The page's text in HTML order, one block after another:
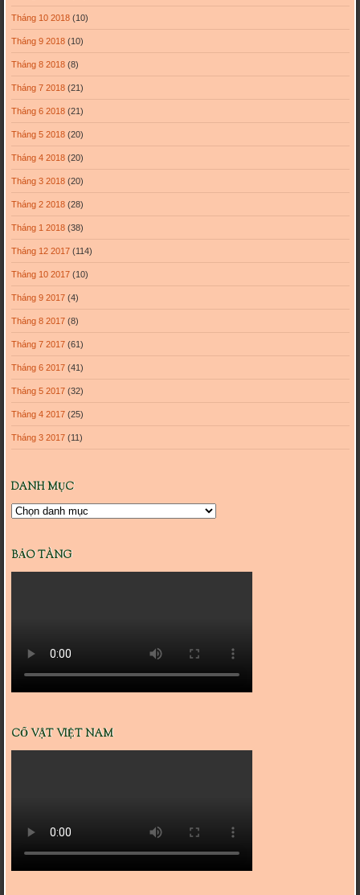
Tháng 10 2018(10)
Tháng 9 2018(10)
Tháng 8 2018(8)
Tháng 7 2018(21)
Tháng 6 2018(21)
Tháng 5 2018(20)
Tháng 4 2018(20)
Tháng 3 2018(20)
Tháng 2 2018(28)
Tháng 1 2018(38)
Tháng 12 2017(114)
Tháng 10 2017(10)
Tháng 9 2017(4)
Tháng 8 2017(8)
Tháng 7 2017(61)
Tháng 6 2017(41)
Tháng 5 2017(32)
Tháng 4 2017(25)
Tháng 3 2017(11)
DANH MỤC
Danh
BẢO TÀNG
CỔ VẬT VIỆT NAM